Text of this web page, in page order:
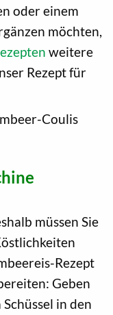
oder einem
möchten,
weitere
Rezept für
Coulis
müssen Sie
Rezept
Geben
in den